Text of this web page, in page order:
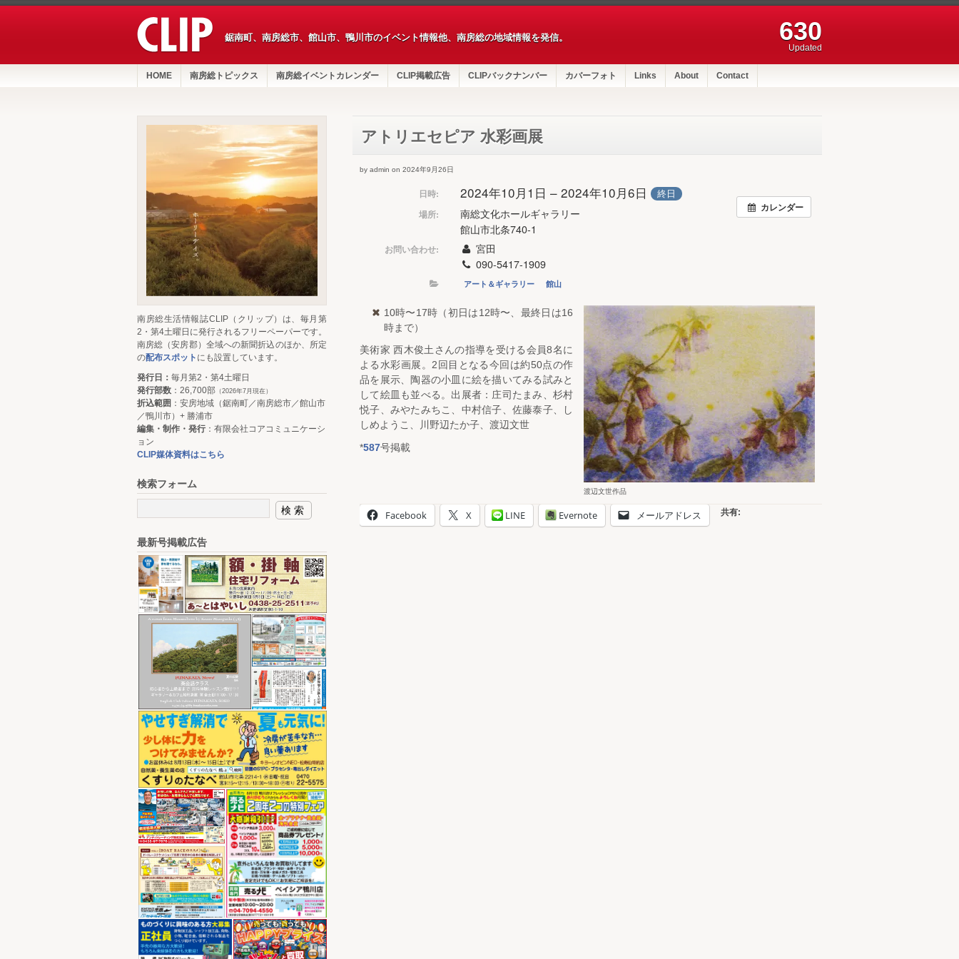
鋸南町、南房総市、館山市、鴨川市のイベント情報他、南房総の地域情報を発信。 630
Updated
HOME 南房総トピックス 南房総イベントカレンダー CLIP掲載広告 CLIPバックナンバー カバーフォト Links About Contact
アトリエセピア 水彩画展
by admin on 2024年9月26日
カレンダー
日時: 2024年10月1日 – 2024年10月6日 終日
場所:
南総文化ホールギャラリー
館山市北条740-1
お問い合わせ:
宮田
090-5417-1909
アート＆ギャラリー 館山
渡辺文世作品
10時〜17時（初日は12時〜、最終日は16
時まで）
美術家 西木俊土さんの指導を受ける会員8名に
よる水彩画展。2回目となる今回は約50点の作
品を展示、陶器の小皿に絵を描いてみる試みと
して絵皿も並べる。出展者：庄司たまみ、杉村
悦子、みやたみちこ、中村信子、佐藤泰子、し
しめようこ、川野辺たか子、渡辺文世
*587号掲載
共有:
Facebook X LINE Evernote メールアドレス
南房総生活情報誌CLIP（クリップ）は、毎月第
2・第4土曜日に発行されるフリーペーパーです。
南房総（安房郡）全域への新聞折込のほか、所定
の配布スポット にも設置しています。
発行日： 毎月第2・第4土曜日
発行部数 ：26,700部 （2026年7月現在）
折込範囲 ：安房地域（鋸南町／南房総市／館山市
／鴨川市）+ 勝浦市
編集・制作・発行：有限会社コアコミュニケーシ
ョン
CLIP媒体資料はこちら
検索フォーム
最新号掲載広告